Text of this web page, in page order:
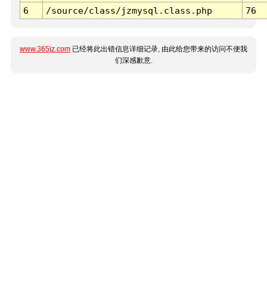
6
/source/class/jzmysql.class.php 76
www.365jz.com 已经将此出错信息详细记录, 由此给您带来的访问不便我
们深感歉意.